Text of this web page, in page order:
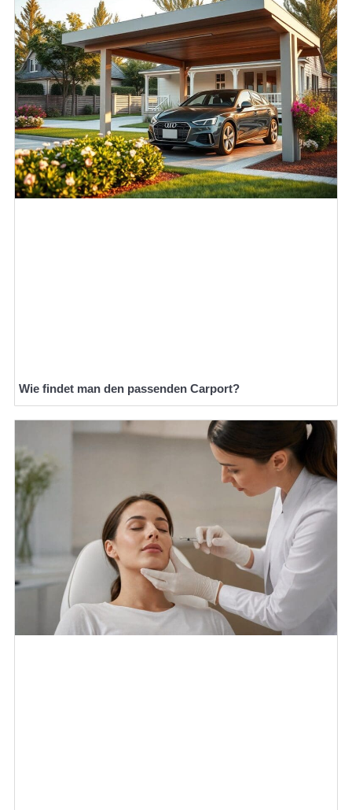
Wie findet man den passenden Carport?